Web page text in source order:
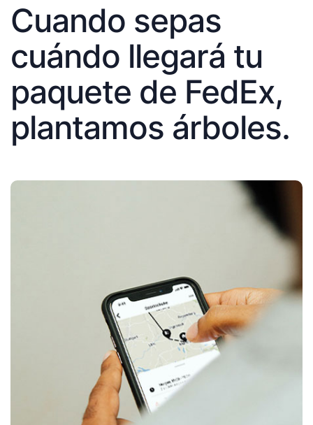
Cuando sepas
cuándo llegará tu
paquete de FedEx,
plantamos árboles.